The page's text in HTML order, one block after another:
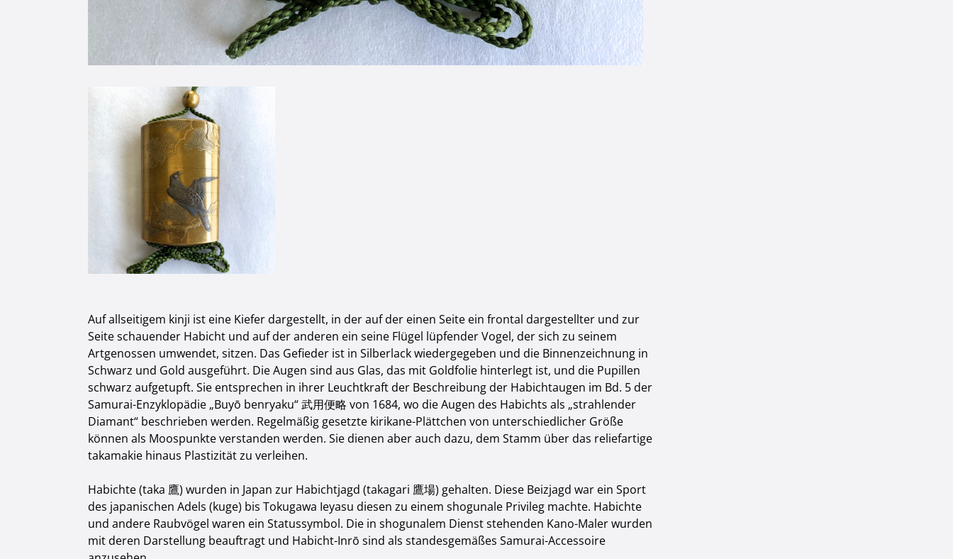
Auf allseitigem kinji ist eine Kiefer dargestellt, in der auf der einen Seite ein frontal dargestellter und zur
Seite schauender Habicht und auf der anderen ein seine Flügel lüpfender Vogel, der sich zu seinem
Artgenossen umwendet, sitzen. Das Gefieder ist in Silberlack wiedergegeben und die Binnenzeichnung in
Schwarz und Gold ausgeführt. Die Augen sind aus Glas, das mit Goldfolie hinterlegt ist, und die Pupillen
schwarz aufgetupft. Sie entsprechen in ihrer Leuchtkraft der Beschreibung der Habichtaugen im Bd. 5 der
Samurai-Enzyklopädie „Buyō benryaku“ 武用便略 von 1684, wo die Augen des Habichts als „strahlender
Diamant“ beschrieben werden. Regelmäßig gesetzte kirikane-Plättchen von unterschiedlicher Größe
können als Moospunkte verstanden werden. Sie dienen aber auch dazu, dem Stamm über das reliefartige
takamakie hinaus Plastizität zu verleihen.
Habichte (taka 鷹) wurden in Japan zur Habichtjagd (takagari 鷹場) gehalten. Diese Beizjagd war ein Sport
des japanischen Adels (kuge) bis Tokugawa Ieyasu diesen zu einem shogunale Privileg machte. Habichte
und andere Raubvögel waren ein Statussymbol. Die in shogunalem Dienst stehenden Kano-Maler wurden
mit deren Darstellung beauftragt und Habicht-Inrō sind als standesgemäßes Samurai-Accessoire